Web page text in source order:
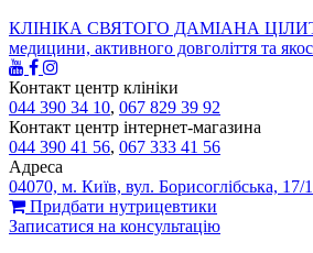
КЛІНІКА СВЯТОГО ДАМІАНА
медицини, активного довголіття та
Контакт центр клініки
044 390 34 10, 067 829 39 92
Контакт центр інтернет-магазина
044 390 41 56, 067 333 41 56
Адреса
04070, м. Київ, вул. Борисоглібська, 17/1
Придбати нутрицевтики
Записатися на консультацію